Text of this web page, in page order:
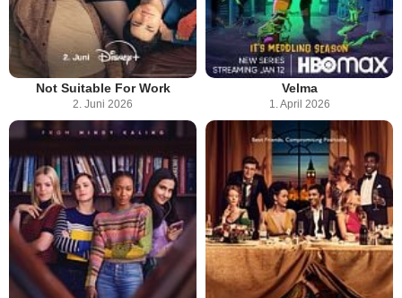
Not Suitable For Work
2. Juni 2026
Velma
1. April 2026